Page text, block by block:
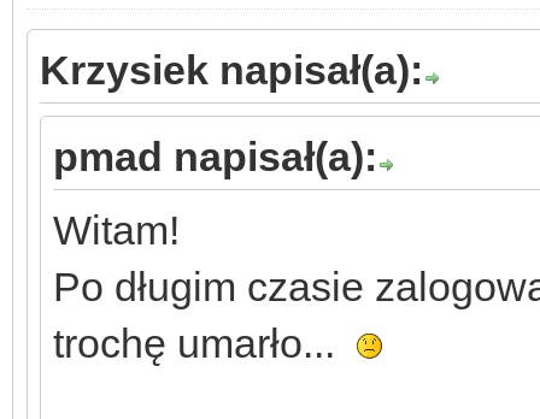
Krzysiek napisał(a):
pmad napisał(a):
Witam!
Po długim czasie
trochę umarło...